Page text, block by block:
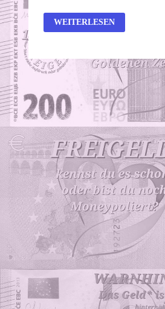
JENS
STOLTENBERG,
PRO-
RUSSISCHE
WEITERLESEN